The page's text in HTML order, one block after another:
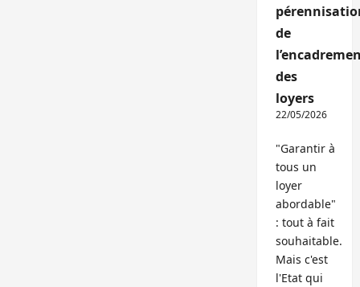
de
des
loyers
22/05/2026
"Garantir à
tous un
loyer
abordable"
: tout à fait
souhaitable.
Mais c'est
l'Etat qui